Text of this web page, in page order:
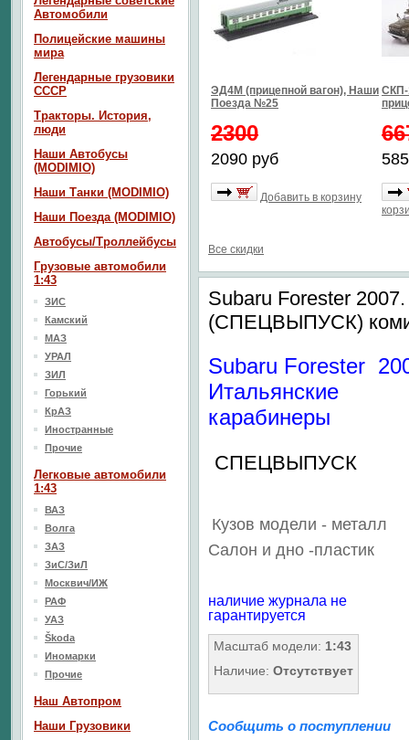
ЭД4М (прицепной вагон), Наши
Поезда №25
2300
2090 руб
Добавить в корзину
СКП-
Все скидки
Subaru Forester
(СПЕЦВЫПУСК)
Subaru Forester
Итальянские
карабинеры
СПЕЦВЫПУСК
Кузов модели - металл
Салон и дно -пластик
наличие журнала не
гарантируется
Масштаб модели: 1:43
Наличие: Отсутствует
Сообщить о поступлении
Автомобили
Полицейские машины
мира
Легендарные грузовики
СССР
Тракторы. История,
люди
Наши Автобусы
(MODIMIO)
Наши Танки (MODIMIO)
Наши Поезда (MODIMIO)
Автобусы/Троллейбусы
Грузовые автомобили
1:43
ЗИС
Камский
МАЗ
УРАЛ
ЗИЛ
Горький
КрАЗ
Иностранные
Прочие
Легковые автомобили
1:43
ВАЗ
Волга
ЗАЗ
ЗиС/ЗиЛ
Москвич/ИЖ
РАФ
УАЗ
Škoda
Иномарки
Прочие
Наш Aвтопром
Наши Грузовики